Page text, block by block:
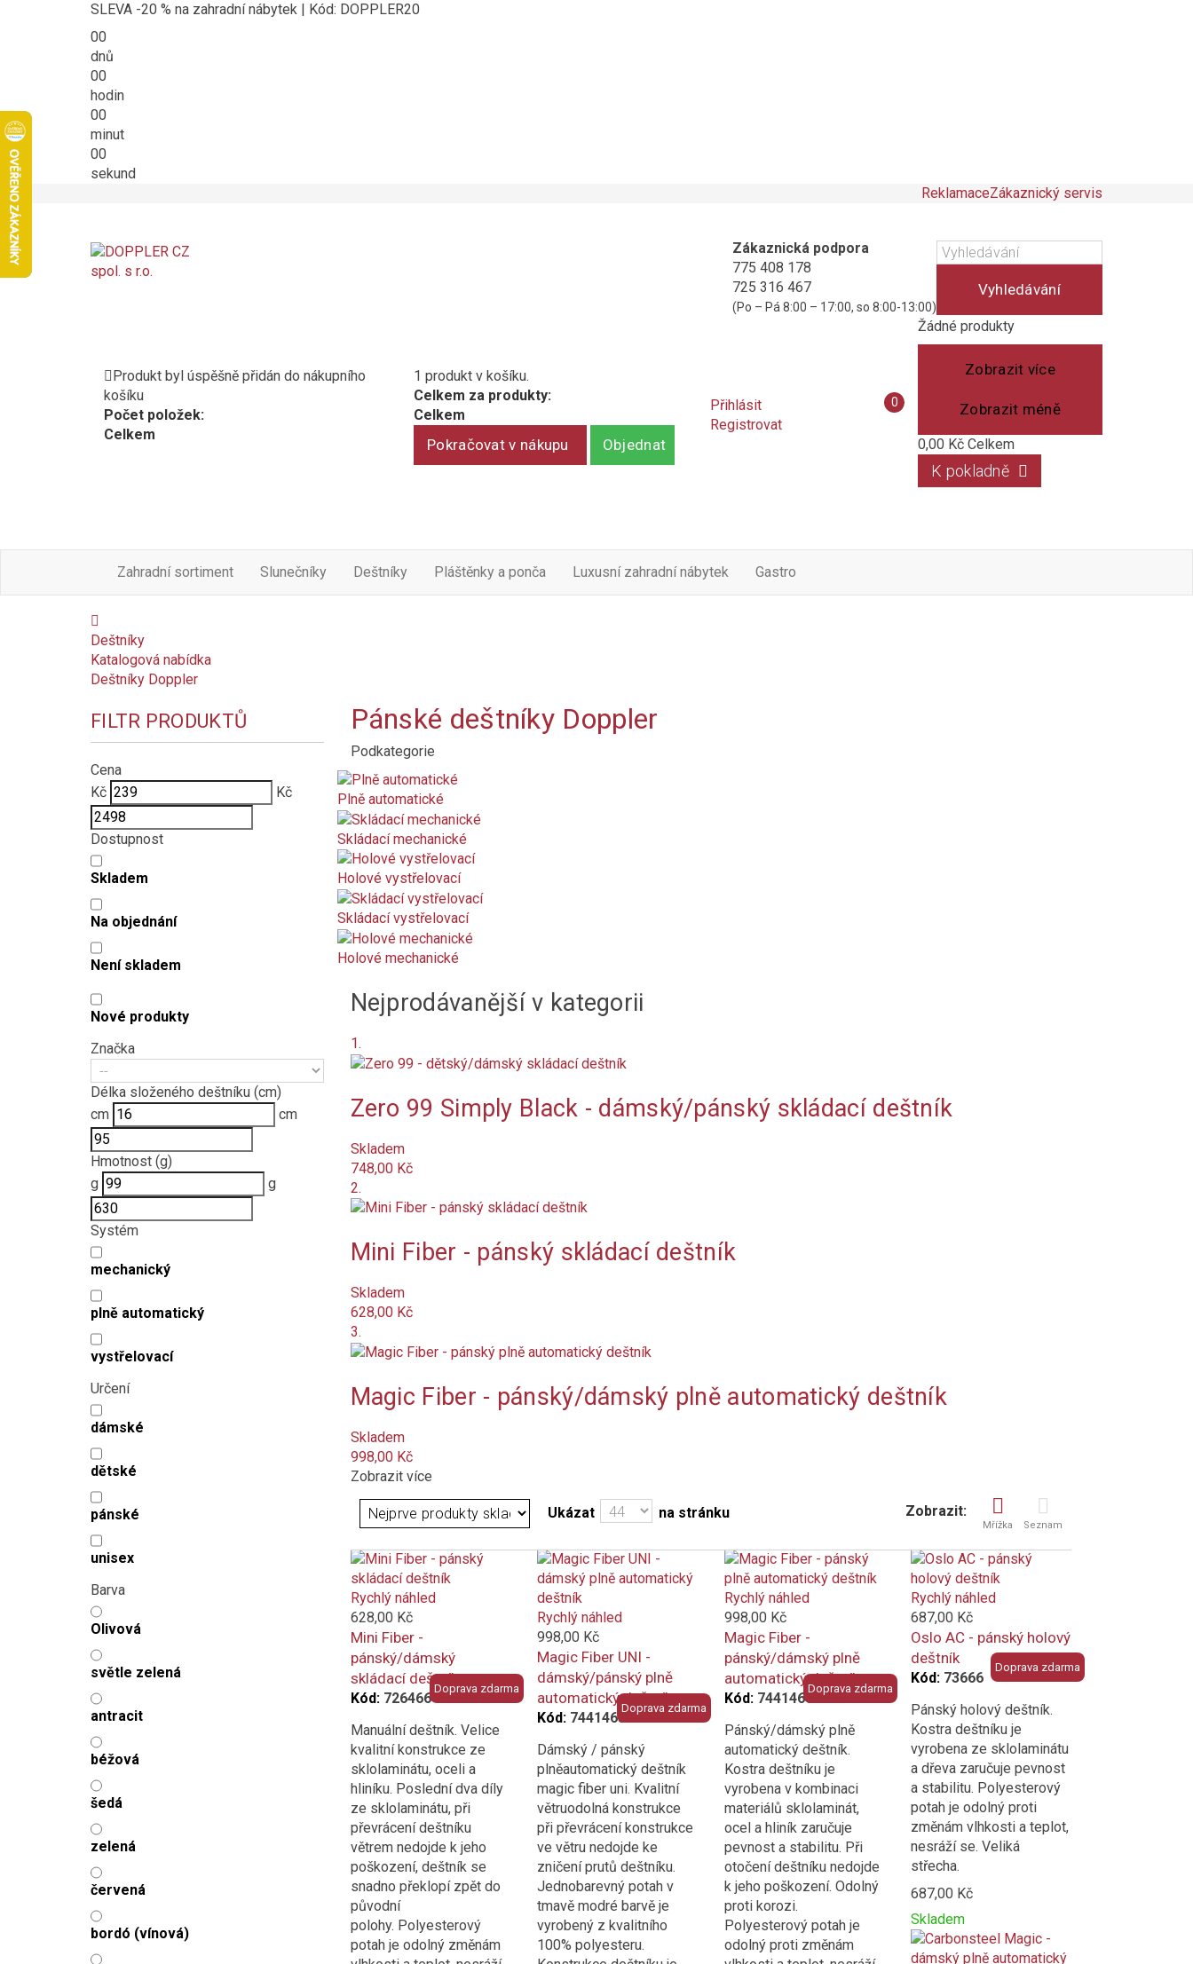
SLEVA -20 % na zahradní nábytek | Kód: DOPPLER20
00
dnů
00
hodin
00
minut
00
sekund
ReklamaceZákaznický servis
Zákaznická podpora
775 408 178
725 316 467
(Po – Pá 8:00 – 17:00, so 8:00-13:00)
Vyhledávání
Košík
(prázdný)
Žádné produkty
Zobrazit více
Zobrazit méně
0,00 Kč Celkem
K pokladně
Produkt byl úspěšně přidán do nákupního
košíku
Počet položek:
Celkem
1 produkt v košíku.
Celkem za produkty:
Celkem
Pokračovat v nákupu Objednat
Přihlásit
Registrovat
Porovnání
0
Zahradní sortiment Slunečníky Deštníky Pláštěnky a ponča Luxusní zahradní nábytek Gastro
Deštníky
Katalogová nabídka
Deštníky Doppler
FILTR PRODUKTŮ
Cena
Kč
Kč
Dostupnost
Skladem
Na objednání
Není skladem
Nové produkty
Značka
Délka složeného deštníku (cm)
cm
cm
Hmotnost (g)
g
g
Systém
mechanický
plně automatický
vystřelovací
Určení
dámské
dětské
pánské
unisex
Barva
Olivová
světle zelená
antracit
béžová
šedá
zelená
červená
bordó (vínová)
Pánské deštníky Doppler
Podkategorie
Plně automatické
Skládací mechanické
Holové vystřelovací
Skládací vystřelovací
Holové mechanické
Nejprodávanější v kategorii
1.
Zero 99 Simply Black - dámský/pánský skládací deštník
Skladem
748,00 Kč
2.
Mini Fiber - pánský skládací deštník
Skladem
628,00 Kč
3.
Magic Fiber - pánský/dámský plně automatický deštník
Skladem
998,00 Kč
Zobrazit více
Zobrazit:
Mřížka Seznam
Ukázat na stránku
Doprava zdarma
Rychlý náhled
628,00 Kč
Mini Fiber -
pánský/dámský
skládací deštník
Kód: 726466
Manuální deštník. Velice
kvalitní konstrukce ze
sklolaminátu, oceli a
hliníku. Poslední dva díly
ze sklolaminátu, při
převrácení deštníku
větrem nedojde k jeho
poškození, deštník se
snadno překlopí zpět do
původní
polohy. Polyesterový
potah je odolný změnám
Doprava zdarma
Rychlý náhled
998,00 Kč
Magic Fiber UNI -
dámský/pánský plně
automatický deštník
Kód: 7441463DMA
Dámský / pánský
plněautomatický deštník
magic fiber uni. Kvalitní
větruodolná konstrukce
při převrácení konstrukce
ve větru nedojde ke
zničení prutů deštníku.
Jednobarevný potah v
tmavě modré barvě je
vyrobený z kvalitního
100% polyesteru.
Doprava zdarma
Rychlý náhled
998,00 Kč
Magic Fiber -
pánský/dámský plně
automatický deštník
Kód: 7441466
Pánský/dámský plně
automatický deštník.
Kostra deštníku je
vyrobena v kombinaci
materiálů sklolaminát,
ocel a hliník zaručuje
pevnost a stabilitu. Při
otočení deštníku nedojde
k jeho poškození. Odolný
proti korozi.
Polyesterový potah je
odolný proti změnám
Doprava zdarma
Rychlý náhled
687,00 Kč
Oslo AC - pánský holový
deštník
Kód: 73666
Pánský holový deštník.
Kostra deštníku je
vyrobena ze sklolaminátu
a dřeva zaručuje pevnost
a stabilitu. Polyesterový
potah je odolný proti
změnám vlhkosti a teplot,
nesráží se. Veliká
střecha.
687,00 Kč
Skladem
Přidat
k
Product
is